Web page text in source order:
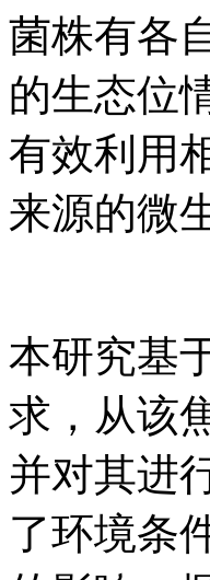
菌株有各
的生态位
有效利用
来源的微
本研究基
求，从该
并对其进
了环境条